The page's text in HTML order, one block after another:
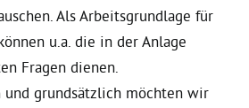
Als Arbeitsgrundlage für
u.a. die in der Anlage
Fragen dienen.
und grundsätzlich möchten wir